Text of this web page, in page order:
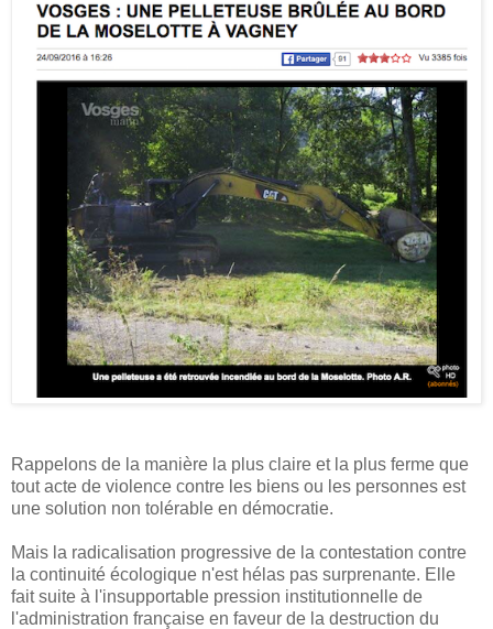
Rappelons de la manière la plus claire et la plus ferme que
tout acte de violence contre les biens ou les personnes est
une solution non tolérable en démocratie.
Mais la radicalisation progressive de la contestation contre
la continuité écologique n'est hélas pas surprenante. Elle
fait suite à l'insupportable pression institutionnelle de
l'administration française en faveur de la destruction du